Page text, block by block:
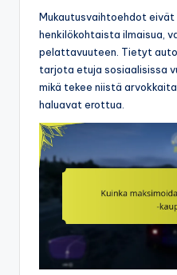
Mukautusvaihtoehdot eivät
henkilökohtaista ilmaisua,
pelattavuuteen. Tietyt
tarjota etuja sosiaalisissa
mikä tekee niistä
haluavat erottua.